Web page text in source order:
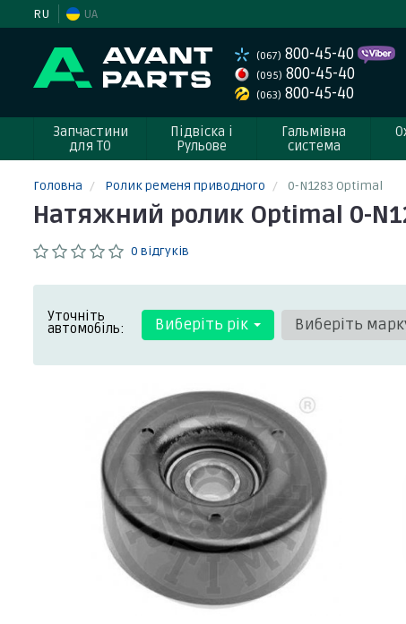
RU UA
(067) 800-45-40
(095) 800-45-40
(063) 800-45-40
Запчастини
для ТО
Підвіска і
Рульове
Гальмівна
система
Головна Ролик ременя приводного 0-N1283 Optimal
Натяжний ролик Optimal 0-
0 відгуків
Уточніть
автомобіль: Виберіть рік Виберіть